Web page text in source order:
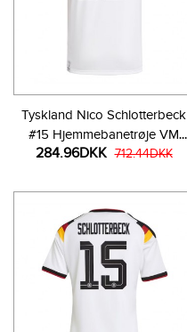
Tyskland Nico Schlotterbeck
#15 Hjemmebanetrøje VM
2026 Kortærmet
284.96DKK 712.44DKK